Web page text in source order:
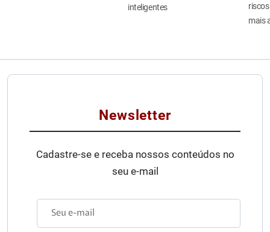
inteligentes
mais
Newsletter
Cadastre-se e receba nossos conteúdos no
seu e-mail